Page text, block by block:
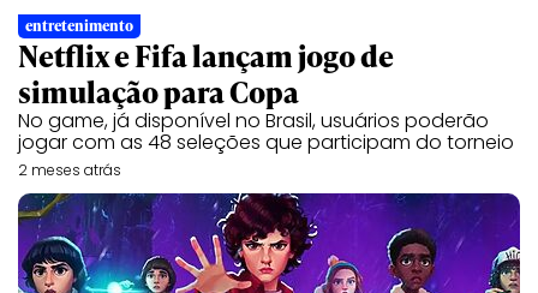
entretenimento
Netflix e Fifa lançam jogo de
simulação para Copa
No game, já disponível no Brasil, usuários poderão
jogar com as 48 seleções que participam do torneio
2 meses atrás